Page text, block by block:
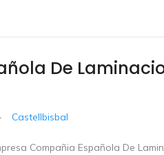
De
Castellbisbal
Compañia Española De